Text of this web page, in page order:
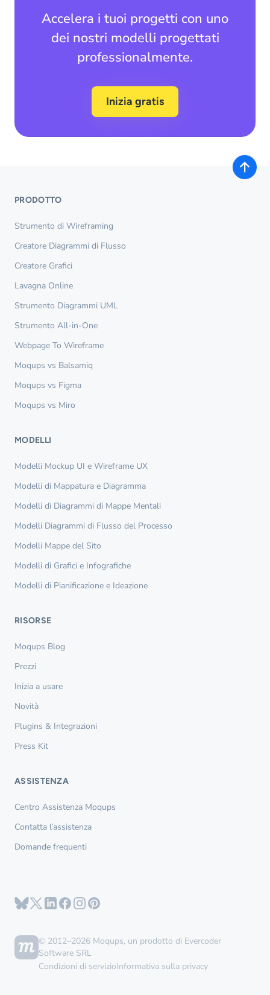
Accelera i tuoi progetti con uno
dei nostri modelli progettati
professionalmente.
Inizia gratis
PRODOTTO
Strumento di Wireframing
Creatore Diagrammi di Flusso
Creatore Grafici
Lavagna Online
Strumento Diagrammi UML
Strumento All-in-One
Webpage To Wireframe
Moqups vs Balsamiq
Moqups vs Figma
Moqups vs Miro
MODELLI
Modelli Mockup UI e Wireframe UX
Modelli di Mappatura e Diagramma
Modelli di Diagrammi di Mappe Mentali
Modelli Diagrammi di Flusso del Processo
Modelli Mappe del Sito
Modelli di Grafici e Infografiche
Modelli di Pianificazione e Ideazione
RISORSE
Moqups Blog
Prezzi
Inizia a usare
Novità
Plugins & Integrazioni
Press Kit
ASSISTENZA
Centro Assistenza Moqups
Contatta l’assistenza
Domande frequenti
© 2012–2026 Moqups, un prodotto di Evercoder
Software SRL
Condizioni di servizioInformativa sulla privacy